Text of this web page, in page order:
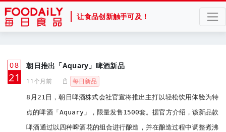
让食品创新触手可及！
08
月
21
朝日推出「Aquary」啤酒新品
11个月前 每日新品
8月21日，朝日啤酒株式会社官宣将推出主打以轻松饮用体验为特
点的啤酒「Aquary」，限量发售1500套。据官方介绍，该新品款
啤酒通过以四种啤酒花的组合进行酿造，并在酿造过程中调整煮沸